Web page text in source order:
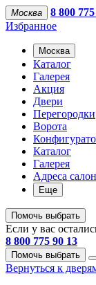
Москва
8 800
Избранное
Москва
Каталог
Галерея
Акция
Двери
Перегородки
Ворота
Каталог
Галерея
Адреса
Еще
Помочь выбрать
Если у вас
8 800 775 90 13
Помочь выбрать
Вернуться к